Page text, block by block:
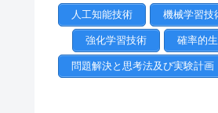
人工知能技術 機械学習技
強化学習技術 確率的
問題解決と思考法及び実験計画